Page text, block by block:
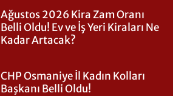
Ağustos 2026 Kira Zam Oranı
Belli Oldu! Ev ve İş Yeri Kiraları Ne
Kadar Artacak?
CHP Osmaniye İl Kadın Kolları
Başkanı Belli Oldu!